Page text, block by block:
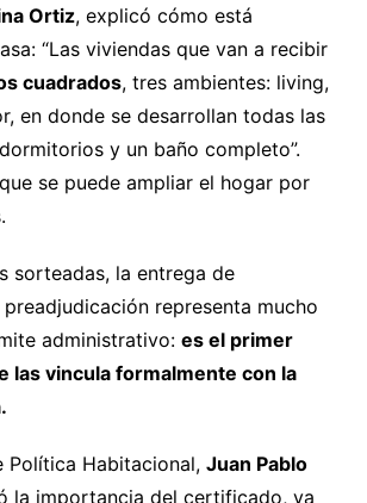
Ortiz, explicó cómo está
“Las viviendas que van a recibir
cuadrados, tres ambientes: living,
en donde se desarrollan todas las
y un baño completo”.
se puede ampliar el hogar por
sorteadas, la entrega de
representa mucho
administrativo: es el primer
las vincula formalmente con la
Política Habitacional, Juan Pablo
la importancia del certificado, ya